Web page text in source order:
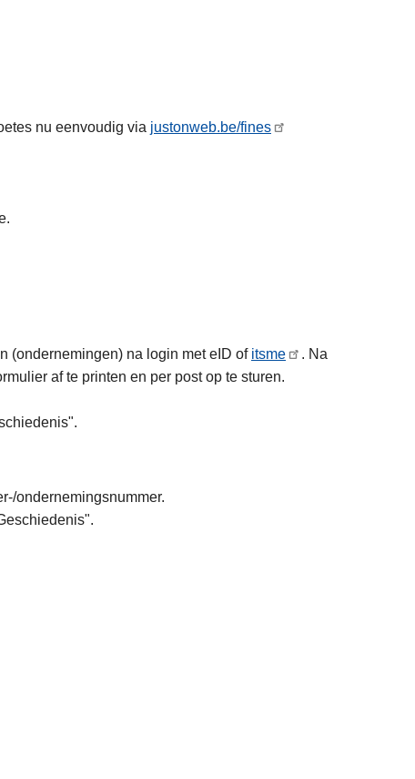
nu eenvoudig via justonweb.be/fines
(ondernemingen) na login met eID of itsme
. Na
af te printen en per post op te sturen.
ondernemingsnummer.